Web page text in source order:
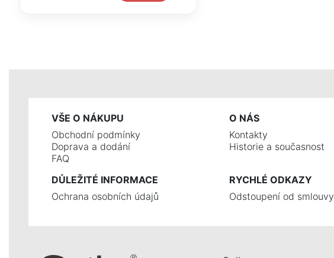
VŠE O NÁKUPU
Obchodní podmínky
Doprava a dodání
FAQ
O NÁS
Kontakty
Historie a současnost
DŮLEŽITÉ INFORMACE
Ochrana osobních údajů
RYCHLÉ ODKAZY
Odstoupení od smlouvy